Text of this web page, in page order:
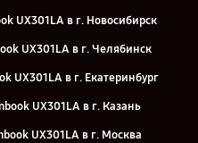
UX301LA в г. Новосибирск
UX301LA в г. Челябинск
UX301LA в г. Екатеринбург
UX301LA в г. Казань
UX301LA в г. Москва